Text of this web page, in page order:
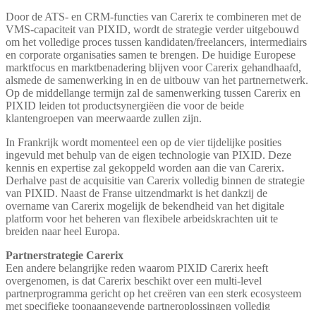
Door de ATS- en CRM-functies van Carerix te combineren met de
VMS-capaciteit van PIXID, wordt de strategie verder uitgebouwd
om het volledige proces tussen kandidaten/freelancers, intermediairs
en corporate organisaties samen te brengen. De huidige Europese
marktfocus en marktbenadering blijven voor Carerix gehandhaafd,
alsmede de samenwerking in en de uitbouw van het partnernetwerk.
Op de middellange termijn zal de samenwerking tussen Carerix en
PIXID leiden tot productsynergiëen die voor de beide
klantengroepen van meerwaarde zullen zijn.
In Frankrijk wordt momenteel een op de vier tijdelijke posities
ingevuld met behulp van de eigen technologie van PIXID. Deze
kennis en expertise zal gekoppeld worden aan die van Carerix.
Derhalve past de acquisitie van Carerix volledig binnen de strategie
van PIXID. Naast de Franse uitzendmarkt is het dankzij de
overname van Carerix mogelijk de bekendheid van het digitale
platform voor het beheren van flexibele arbeidskrachten uit te
breiden naar heel Europa.
Partnerstrategie Carerix
Een andere belangrijke reden waarom PIXID Carerix heeft
overgenomen, is dat Carerix beschikt over een multi-level
partnerprogramma gericht op het creëren van een sterk ecosysteem
met specifieke toonaangevende partneroplossingen volledig